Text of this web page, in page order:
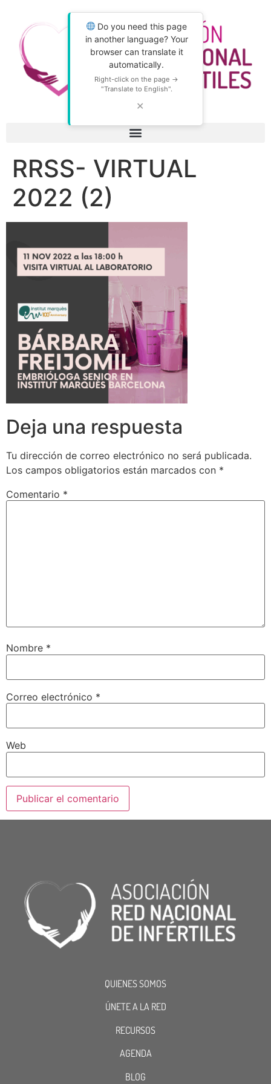
Do you need this page
in another language? Your
browser can translate it
automatically.
Right-click on the page →
"Translate to English".
✕
RRSS- VIRTUAL
2022 (2)
Deja una respuesta
Tu dirección de correo electrónico no será publicada.
Los campos obligatorios están marcados con *
Comentario *
Nombre *
Correo electrónico *
Web
QUIENES SOMOS
ÚNETE A LA RED
RECURSOS
AGENDA
BLOG